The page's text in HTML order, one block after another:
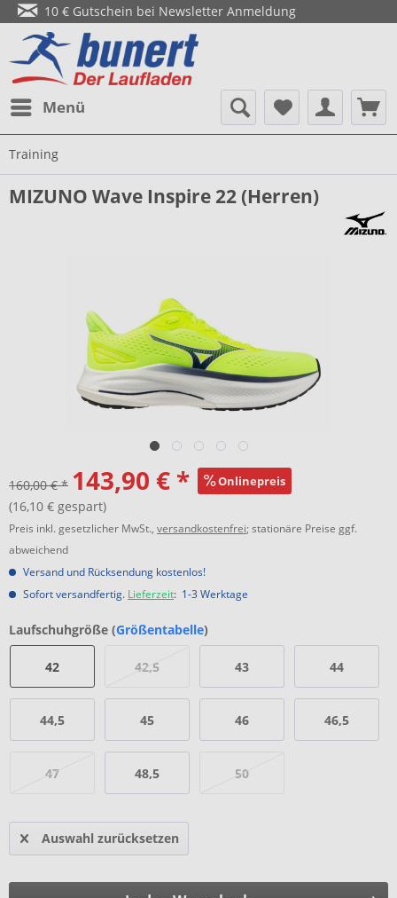
10 € Gutschein bei Newsletter Anmeldung
Menü
Training
MIZUNO Wave Inspire 22 (Herren)
160,00 € * 143,90 € * Onlinepreis
(16,10 € gespart)
Preis inkl. gesetzlicher MwSt., versandkostenfrei; stationäre Preise ggf.
abweichend
Versand und Rücksendung kostenlos!
Sofort versandfertig. Lieferzeit: 1-3 Werktage
Laufschuhgröße (Größentabelle)
42 42,5 43 44
44,5 45 46 46,5
47 48,5 50
Auswahl zurücksetzen